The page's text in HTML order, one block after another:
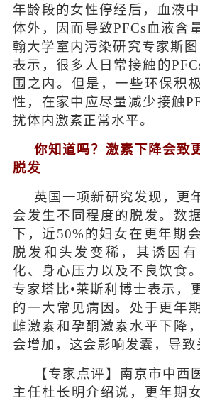
年龄段的女性停经后，血液
体外，因而导致PFCs血液含
翰大学室内污染研究专家斯
表示，很多人日常接触的
围之内。但是，一些环保积
性，在家中应尽量减少接触
扰体内激素正常水平。
你知道吗？激素下降会致
脱发
英国一项新研究发现，更
会发生不同程度的脱发。数
下，近50%的妇女在更年期
脱发和头发变稀，其诱因
化、身心压力以及不良饮食
专家塔比•莱斯利博士表示，
的一大常见病因。处于更年
雌激素和孕酮激素水平下降
会增加，这会影响发囊，导致
【专家点评】南京市中西
主任杜长明介绍说，更年期